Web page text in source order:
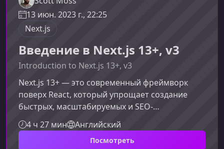
13 июн. 2023 г., 22:25
Next.js
Введение в Next.js 13+, v3
Introduction to Next.js 13+, v3
Next.js 13+ — это современный фреймворк
поверх React, который упрощает создание
быстрых, масштабируемых и SEO-
оптимизированных веб‑приложений. В этом
материале вы узнаете, что делает Next.js
особенным, почему он стал стандартом в
4 ч 27 мин Английский
Посмотреть